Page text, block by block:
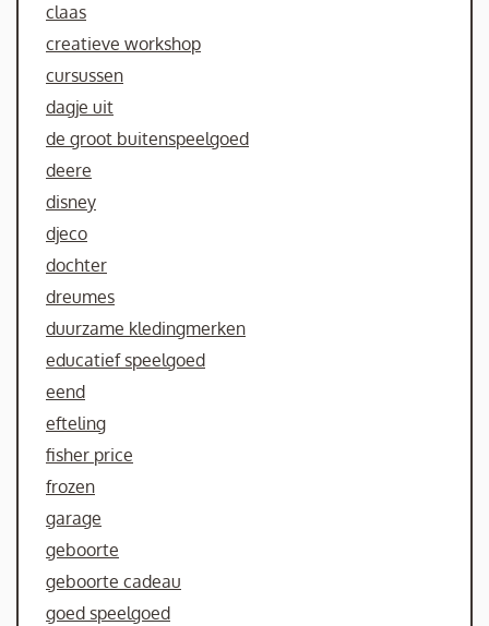
claas
creatieve workshop
cursussen
dagje uit
de groot buitenspeelgoed
deere
disney
djeco
dochter
dreumes
duurzame kledingmerken
educatief speelgoed
eend
efteling
fisher price
frozen
garage
geboorte
geboorte cadeau
goed speelgoed